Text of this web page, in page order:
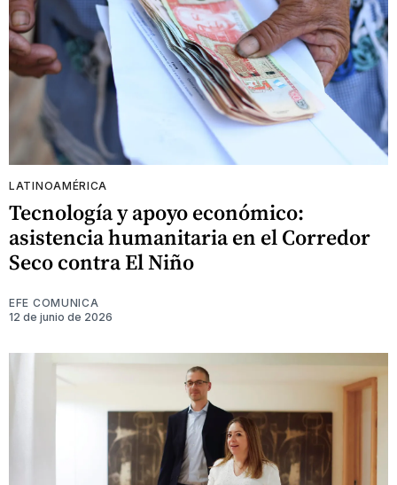
LATINOAMÉRICA
Tecnología y apoyo económico:
asistencia humanitaria en el Corredor
Seco contra El Niño
EFE COMUNICA
12 de junio de 2026